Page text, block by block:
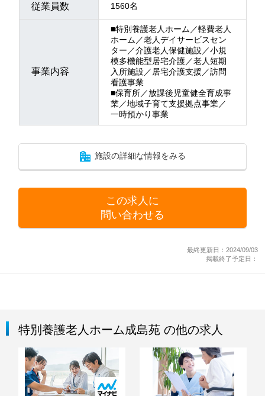
従業員数 1560名
事業内容
■特別養護老人ホーム／軽費老人
ホーム／老人デイサービスセン
ター／介護老人保健施設／小規
模多機能型居宅介護／老人短期
入所施設／居宅介護支援／訪問
看護事業
■保育所／放課後児童健全育成事
業／地域子育て支援拠点事業／
一時預かり事業
施設の詳細な情報をみる
この求人に
問い合わせる
最終更新日：2024/09/03
掲載終了予定日：
特別養護老人ホーム成島苑 の他の求人